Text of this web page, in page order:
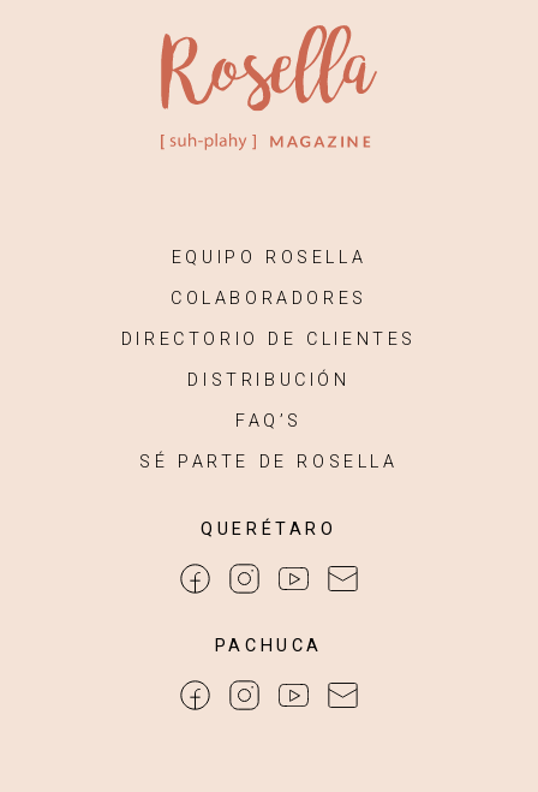
EQUIPO ROSELLA
COLABORADORES
DIRECTORIO DE CLIENTES
DISTRIBUCIÓN
FAQ’S
SÉ PARTE DE ROSELLA
QUERÉTARO
PACHUCA